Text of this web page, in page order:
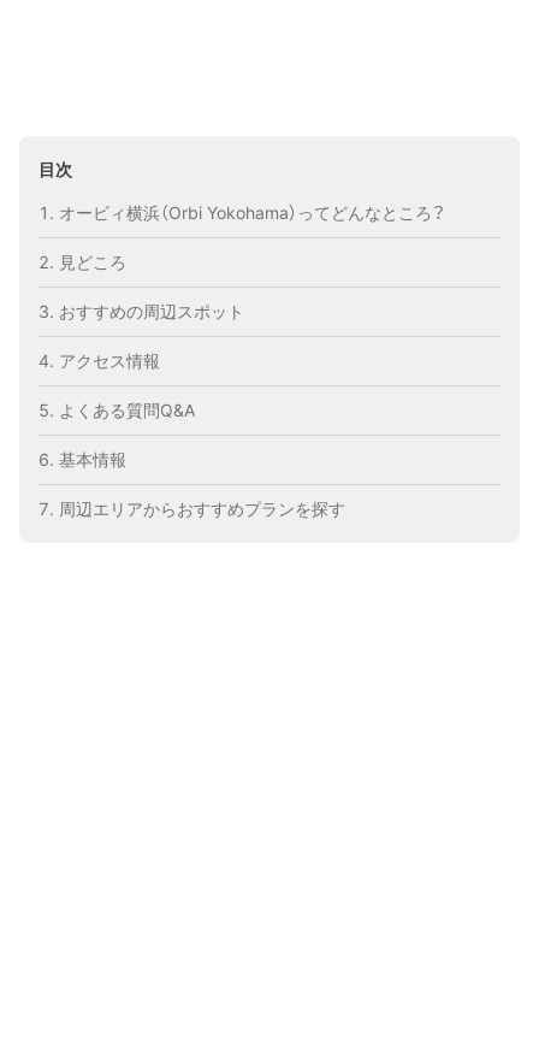
目次
オービィ横浜（Orbi Yokohama）ってどんなところ？
見どころ
おすすめの周辺スポット
アクセス情報
よくある質問Q&A
基本情報
周辺エリアからおすすめプランを探す